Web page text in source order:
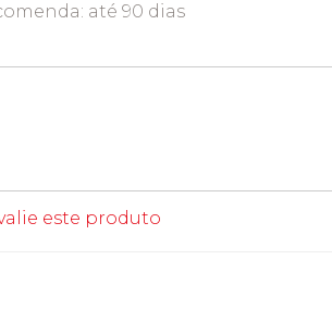
até 90 dias
este produto